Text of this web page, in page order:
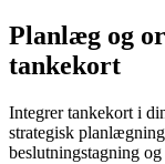
Planlæg og
tankekort
Integrer tankekort i
strategisk
beslutningstagning og